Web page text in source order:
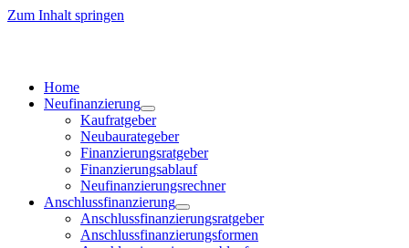
Zum Inhalt springen
Home
Neufinanzierung
Kaufratgeber
Neubaurategeber
Finanzierungsratgeber
Finanzierungsablauf
Neufinanzierungsrechner
Anschlussfinanzierung
Anschlussfinanzierungsratgeber
Anschlussfinanzierungsformen